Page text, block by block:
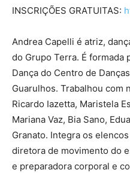
INSCRIÇÕES GRATUITAS:
Andrea Capelli é atriz,
do Grupo Terra. É formada
Dança do Centro de
Guarulhos. Trabalhou com
Ricardo Iazetta, Maristela
Mariana Vaz, Bia Sano,
Granato. Integra os
diretora de movimento do
e preparadora corporal e